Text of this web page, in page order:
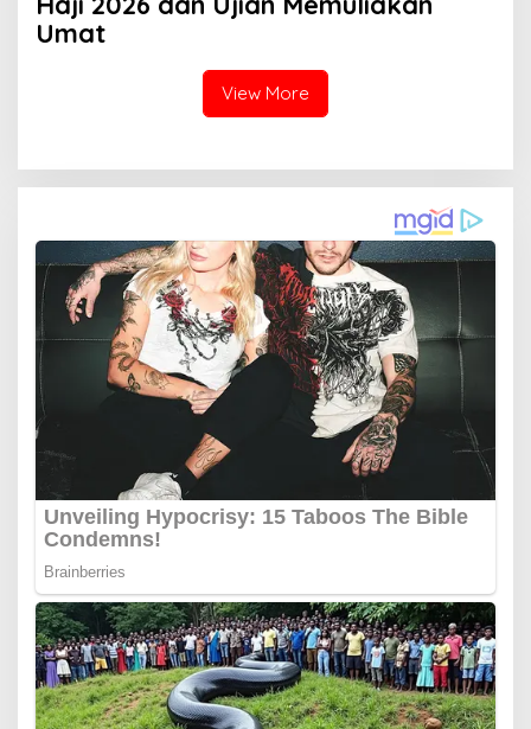
Umat
View More